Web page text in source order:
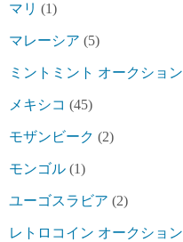
マリ (1)
マレーシア (5)
ミントミント オークション
メキシコ (45)
モザンビーク (2)
モンゴル (1)
ユーゴスラビア (2)
レトロコイン オークション